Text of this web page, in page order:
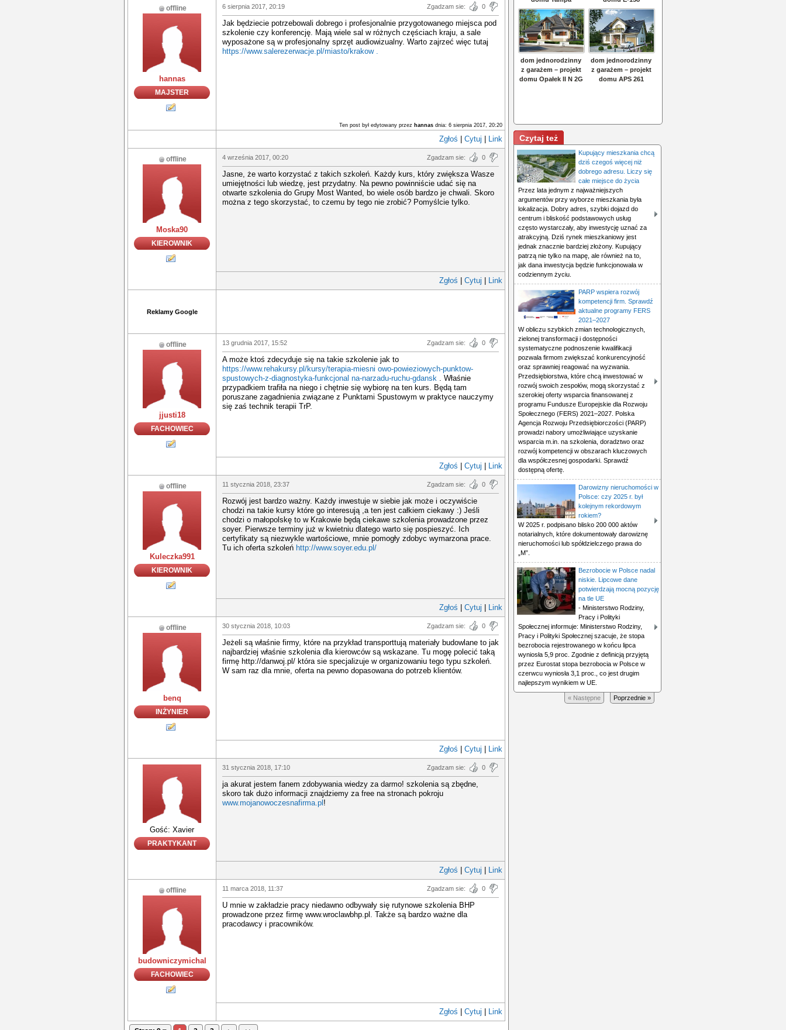
offline
hannas
MAJSTER
6 sierpnia 2017, 20:19 Zgadzam sie: 0
Jak będziecie potrzebowali dobrego i profesjonalnie przygotowanego miejsca pod
szkolenie czy konferencję. Mają wiele sal w różnych częściach kraju, a sale
wyposażone są w profesjonalny sprzęt audiowizualny. Warto zajrzeć więc tutaj
https://www.salerezerwacje.pl/miasto/krakow.
Ten post był edytowany przez hannas dnia: 6 sierpnia 2017, 20:20
Zgłoś Cytuj Link
offline
Moska90
KIEROWNIK
4 września 2017, 00:20 Zgadzam sie: 0
Jasne, że warto korzystać z takich szkoleń. Każdy kurs, który zwiększa Wasze
umiejętności lub wiedzę, jest przydatny. Na pewno powinniście udać się na
otwarte szkolenia do Grupy Most Wanted, bo wiele osób bardzo je chwali. Skoro
można z tego skorzystać, to czemu by tego nie zrobić? Pomyślcie tylko.
Zgłoś Cytuj Link
Reklamy Google
offline
jjusti18
FACHOWIEC
13 grudnia 2017, 15:52 Zgadzam sie: 0
A może ktoś zdecyduje się na takie szkolenie jak to
https://www.rehakursy.pl/kursy/terapia-miesni owo-powieziowych-punktow-
spustowych-z-diagnostyka-funkcjonal na-narzadu-ruchu-gdansk . Właśnie
przypadkiem trafiła na niego i chętnie się wybiorę na ten kurs. Będą tam
poruszane zagadnienia związane z Punktami Spustowym w praktyce nauczymy
się zaś technik terapii TrP.
Zgłoś Cytuj Link
offline
Kuleczka991
KIEROWNIK
11 stycznia 2018, 23:37 Zgadzam sie: 0
Rozwój jest bardzo ważny. Każdy inwestuje w siebie jak może i oczywiście
chodzi na takie kursy które go interesują ,a ten jest całkiem ciekawy :) Jeśli
chodzi o małopolskę to w Krakowie będą ciekawe szkolenia prowadzone przez
soyer. Pierwsze terminy już w kwietniu dlatego warto się pospieszyć. Ich
certyfikaty są niezwykle wartościowe, mnie pomogły zdobyc wymarzona prace.
Tu ich oferta szkoleń http://www.soyer.edu.pl/
Zgłoś Cytuj Link
offline
benq
INŻYNIER
30 stycznia 2018, 10:03 Zgadzam sie: 0
Jeżeli są właśnie firmy, które na przykład transporttują materiały budowlane to jak
najbardziej właśnie szkolenia dla kierowców są wskazane. Tu mogę polecić taką
firmę http://danwoj.pl/ która sie specjalizuje w organizowaniu tego typu szkoleń.
W sam raz dla mnie, oferta na pewno dopasowana do potrzeb klientów.
Zgłoś Cytuj Link
Gość: Xavier
PRAKTYKANT
31 stycznia 2018, 17:10 Zgadzam sie: 0
ja akurat jestem fanem zdobywania wiedzy za darmo! szkolenia są zbędne,
skoro tak dużo informacji znajdziemy za free na stronach pokroju
www.mojanowoczesnafirma.pl !
Zgłoś Cytuj Link
offline
budowniczymichal
FACHOWIEC
11 marca 2018, 11:37 Zgadzam sie: 0
U mnie w zakładzie pracy niedawno odbywały się rutynowe szkolenia BHP
prowadzone przez firmę www.wroclawbhp.pl. Także są bardzo ważne dla
pracodawcy i pracowników.
Zgłoś Cytuj Link
Czytaj też
Kupujący mieszkania chcą
dziś czegoś więcej niż
dobrego adresu. Liczy się
całe miejsce do życia
Przez lata jednym z najważniejszych
argumentów przy wyborze mieszkania była
lokalizacja. Dobry adres, szybki dojazd do
centrum i bliskość podstawowych usług
często wystarczały, aby inwestycję uznać za
atrakcyjną. Dziś rynek mieszkaniowy jest
jednak znacznie bardziej złożony. Kupujący
patrzą nie tylko na mapę, ale również na to,
jak dana inwestycja będzie funkcjonowała w
codziennym życiu.
PARP wspiera rozwój
kompetencji firm. Sprawdź
aktualne programy FERS
2021–2027
W obliczu szybkich zmian technologicznych,
zielonej transformacji i dostępności
systematyczne podnoszenie kwalifikacji
pozwala firmom zwiększać konkurencyjność
oraz sprawniej reagować na wyzwania.
Przedsiębiorstwa, które chcą inwestować w
rozwój swoich zespołów, mogą skorzystać z
szerokiej oferty wsparcia finansowanej z
programu Fundusze Europejskie dla Rozwoju
Społecznego (FERS) 2021–2027. Polska
Agencja Rozwoju Przedsiębiorczości (PARP)
prowadzi nabory umożliwiające uzyskanie
wsparcia m.in. na szkolenia, doradztwo oraz
rozwój kompetencji w obszarach kluczowych
dla współczesnej gospodarki. Sprawdź
dostępną ofertę.
Darowizny nieruchomości w
Polsce: czy 2025 r. był
kolejnym rekordowym
rokiem?
W 2025 r. podpisano blisko 200 000 aktów
notarialnych, które dokumentowały darowiznę
nieruchomości lub spółdzielczego prawa do
„M”.
Bezrobocie w Polsce nadal
niskie. Lipcowe dane
potwierdzają mocną pozycję
na tle UE
- Ministerstwo Rodziny,
Pracy i Polityki
Społecznej informuje: Ministerstwo Rodziny,
Pracy i Polityki Społecznej szacuje, że stopa
bezrobocia rejestrowanego w końcu lipca
wyniosła 5,9 proc. Zgodnie z definicją przyjętą
przez Eurostat stopa bezrobocia w Polsce w
czerwcu wyniosła 3,1 proc., co jest drugim
najlepszym wynikiem w UE.
Poprzednie »
« Następne